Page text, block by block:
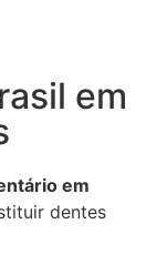
em
em
dentes